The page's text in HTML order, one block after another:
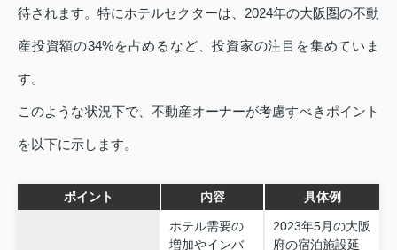
待されます。特にホテルセクターは、2024年の大阪圏の不動
産投資額の34%を占めるなど、投資家の注目を集めていま
す。
このような状況下で、不動産オーナーが考慮すべきポイント
を以下に示します。
ポイント 内容 具体例
ホテル需要の
増加やインバ
2023年5月の大阪
府の宿泊施設延